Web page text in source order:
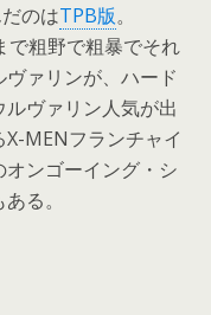
のはTPB版。
で粗野で粗暴でそれ
ァリンが、ハード
ヴァリン人気が出
MENフランチャイ
ンゴーイング・シ
る。